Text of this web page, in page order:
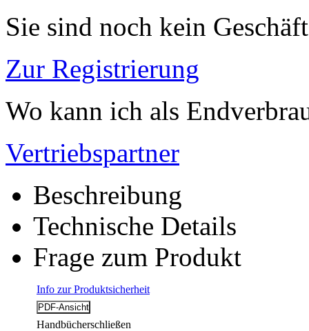
Sie sind noch kein
Zur Registrierung
Wo kann ich als
Vertriebspartner
Beschreibung
Technische Details
Frage zum Produkt
Info zur Produktsicherheit
Handbücherschließen